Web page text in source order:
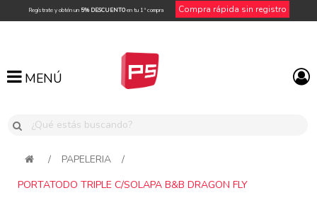
Regístrate y obtén un 5% DESCUENTOen tu 1ª compra Compra rápida sin registro
MENÚ
MENÚ
/ PAPELERIA
/
PORTATODO TRIPLE C/SOLAPA B&B DRAGON FLY